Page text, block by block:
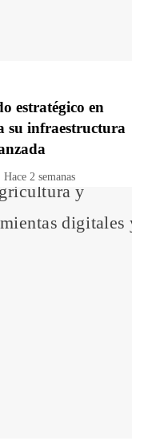
estratégico en
su infraestructura
Hace 2 semanas